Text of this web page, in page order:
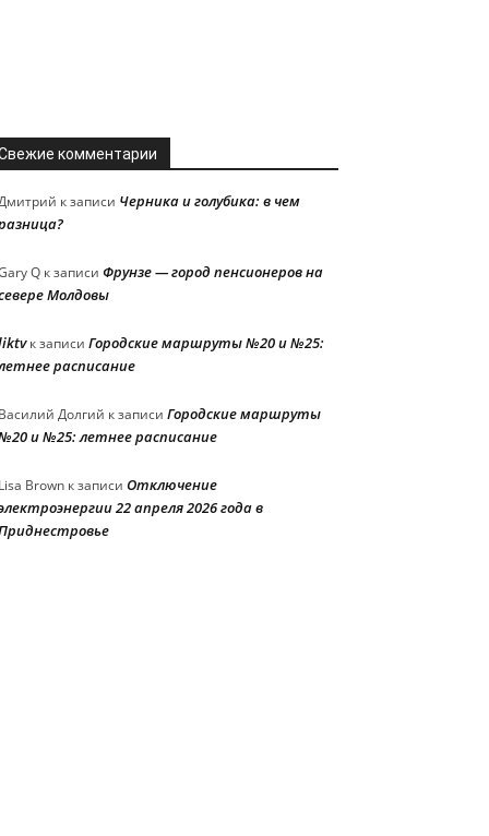
комментарии
к записи Черника и голубика: в чем
Q к записи Фрунзе — город пенсионеров на
Молдовы
к записи Городские маршруты №20 и №25:
расписание
Долгий к записи Городские маршруты
и №25: летнее расписание
Brown к записи Отключение
22 апреля 2026 года в